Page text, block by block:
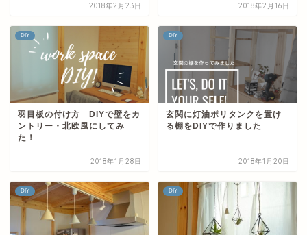
2018年2月23日 2018年2月16日
DIY
羽目板の付け方 DIYで壁をカ
ントリー・北欧風にしてみ
た！
2018年1月28日
DIY
玄関に灯油ポリタンクを置け
る棚をDIYで作りました
2018年1月20日
DIY DIY